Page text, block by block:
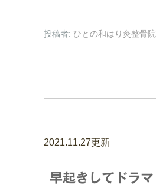
投稿者: ひとの和はり灸整骨院
2021.11.27更新
早起きしてドラマ